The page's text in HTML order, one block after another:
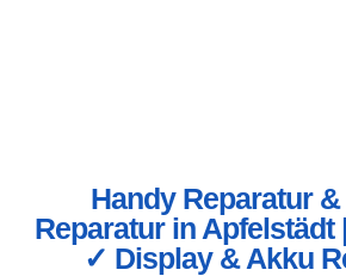
Handy Reparatur
Reparatur in Apfelstädt
✓ Display & Akku